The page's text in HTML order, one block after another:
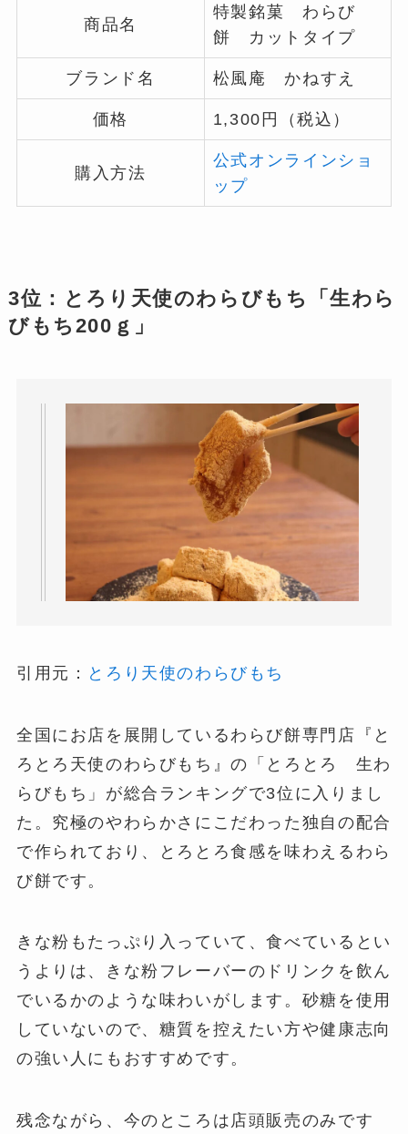
商品名
特製銘菓 わらび
餅 カットタイプ
ブランド名 松風庵 かねすえ
価格 1,300円（税込）
購入方法
公式オンラインショ
ップ
3位：とろり天使のわらびもち「生わら
びもち200ｇ」
引用元： とろり天使のわらびもち
全国にお店を展開しているわらび餅専門店『と
ろとろ天使のわらびもち』の「とろとろ 生わ
らびもち」が総合ランキングで3位に入りまし
た。究極のやわらかさにこだわった独自の配合
で作られており、とろとろ食感を味わえるわら
び餅です。
きな粉もたっぷり入っていて、食べているとい
うよりは、きな粉フレーバーのドリンクを飲ん
でいるかのような味わいがします。砂糖を使用
していないので、糖質を控えたい方や健康志向
の強い人にもおすすめです。
残念ながら、今のところは店頭販売のみです